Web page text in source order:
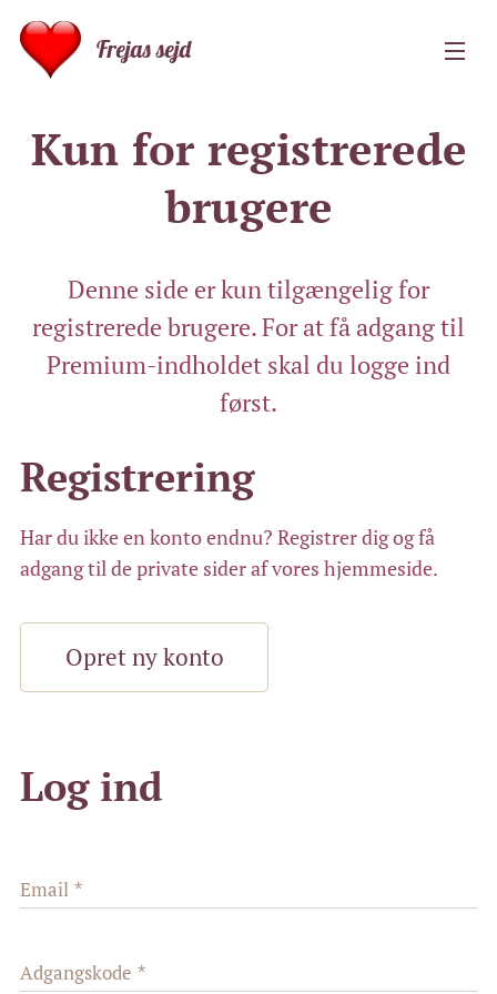
Frejas sejd
Kun for registrerede
brugere
Denne side er kun tilgængelig for
registrerede brugere. For at få adgang til
Premium-indholdet skal du logge ind
først.
Registrering
Har du ikke en konto endnu? Registrer dig og få
adgang til de private sider af vores hjemmeside.
Opret ny konto
Log ind
Email
Adgangskode